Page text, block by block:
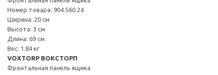
Номер товара: 904.560.24
Ширина: 20 см
Высота: 3 см
Длина: 69 см
Вес: 1.84 кг
VOXTORP ВОКСТОРП
Фронтальная панель ящика